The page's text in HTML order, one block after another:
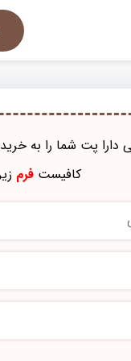
دارا پت شما را به
کافیستفرم